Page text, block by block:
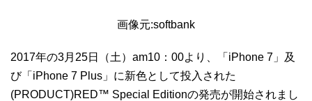
画像元:softbank
2017年の3月25日（土）am10：00より、「iPhone 7」及
び「iPhone 7 Plus」に新色として投入された
(PRODUCT)RED™ Special Editionの発売が開始されまし